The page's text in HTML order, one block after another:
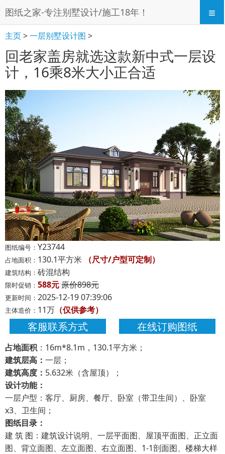
图纸之家-专注别墅设计/施工18年！ ≡
主页>一层别墅设计图 >
回老家盖房就选这款新中式一层设
计，16乘8米大小正合适
图纸编号： Y23744
占地面积： 130.1平方米 （尺寸/户型可定制）
建筑结构： 砖混结构
限时促销： 588元原价898元
更新时间： 2025-12-19 07:39:06
主体造价： 11万 （仅供参考）
客服联系方式 在线订购图纸
占地面积 ：16m*8.1m，130.1平方米；
建筑层高： 一层；
建筑高度： 5.632米（含屋顶）；
设计功能：
一层户型：客厅、厨房、餐厅、卧室（带卫生间）、卧室
x3、卫生间；
图纸目录：
建 筑 图：建筑设计说明、一层平面图、屋顶平面图、正立面
图、背立面图、左立面图、右立面图、1-1剖面图、楼梯大样